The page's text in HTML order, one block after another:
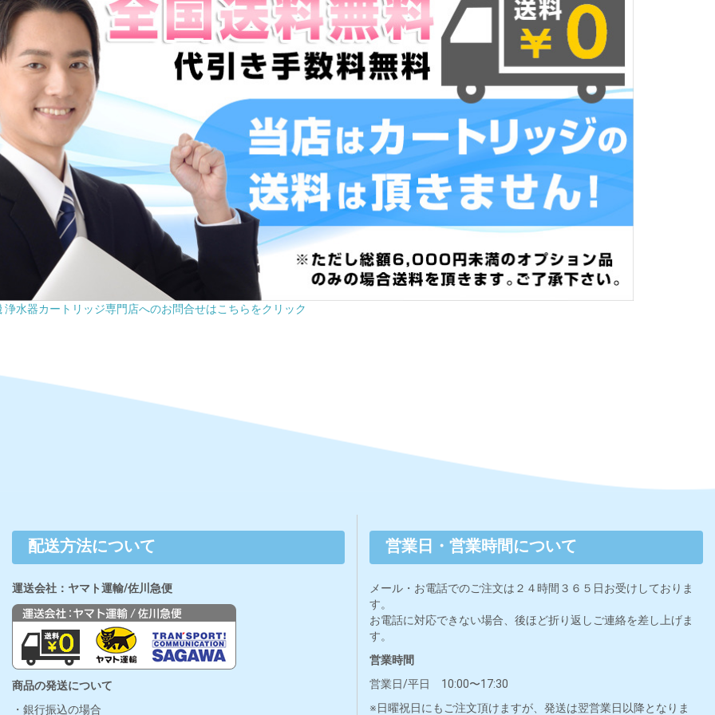
浄水器カートリッジ専門店へのお問合せはこちらをクリック
配送方法について
運送会社：ヤマト運輸/佐川急便
商品の発送について
・銀行振込の場合
営業日・営業時間について
メール・お電話でのご注文は２４時間３６５日お受けしておりま
す。
お電話に対応できない場合、後ほど折り返しご連絡を差し上げま
す。
営業時間
営業日/平日 10:00〜17:30
※日曜祝日にもご注文頂けますが、発送は翌営業日以降となりま